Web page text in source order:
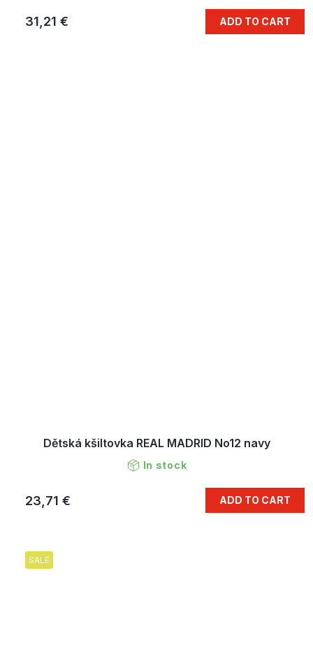
31,21 € ADD TO CART
Dětská kšiltovka REAL MADRID No12 navy
In stock
23,71 € ADD TO CART
SALE